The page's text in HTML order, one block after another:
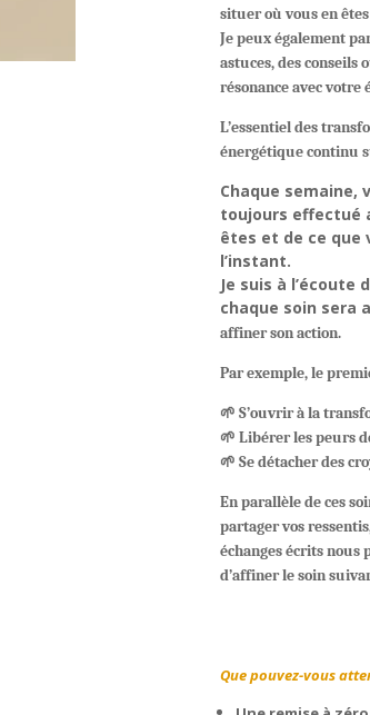
situer où vous en
Je peux également
astuces, des conseils
résonance avec votre
L’essentiel des
énergétique continu
Chaque semaine,
toujours effectué
êtes et de ce que
l’instant.
Je suis à
chaque soin sera
affiner son action.
Par exemple, le
🌱 S’ouvrir à la
🌱 Libérer les peurs
🌱 Se détacher des
En parallèle de ces
partager vos
échanges écrits
d’affiner le soin
Que pouvez-vous